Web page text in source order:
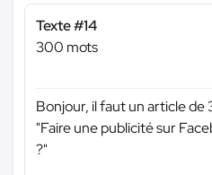
Texte #14
300 mots
Bonjour, il faut un article
"Faire une publicité sur
?"